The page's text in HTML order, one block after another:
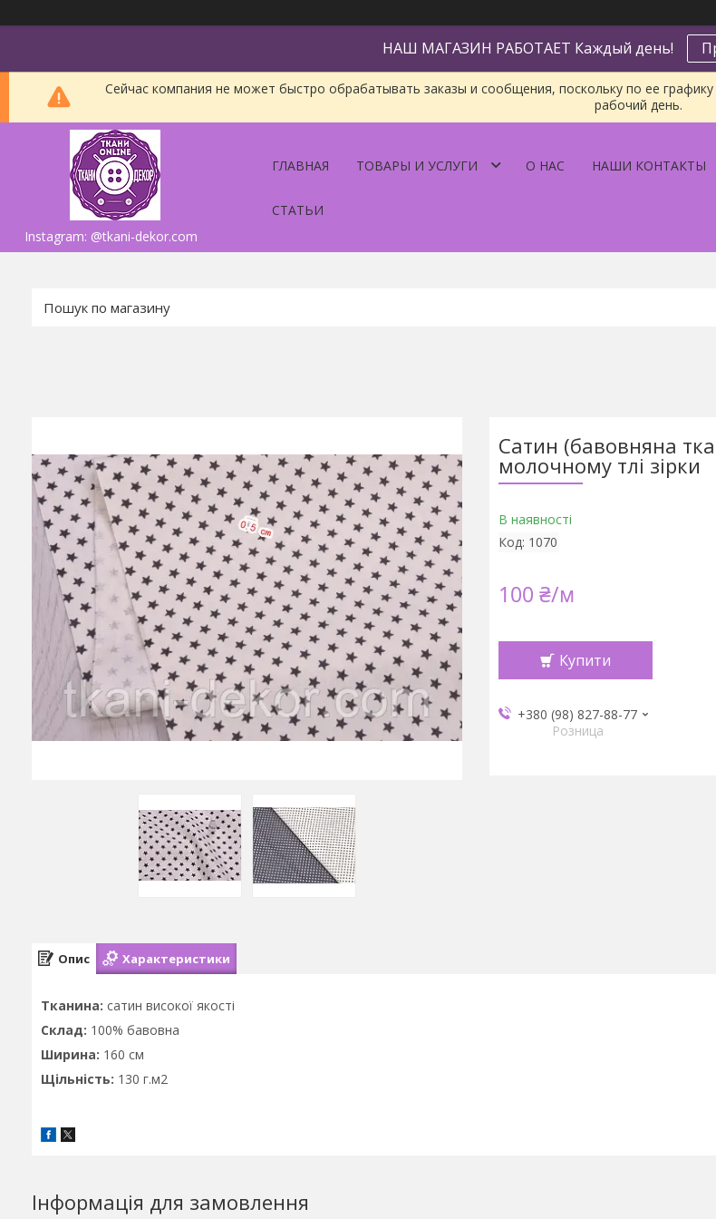
НАШ МАГАЗИН РАБОТАЕТ Каждый день!
Сейчас компания не может быстро обрабатывать заказы и сообщения, поскольку по ее
рабочий день.
Instagram: @tkani-dekor.com
ГЛАВНАЯ ТОВАРЫ И УСЛУГИ О НАС НАШИ КОНТАКТЫ
СТАТЬИ
Сатин (бавовняна
молочному тлі зірки
В наявності
Код: 1070
100 ₴/м
Купити
+380 (98) 827-88-77
Розница
Опис Характеристики
Тканина: сатин високої якості
Склад: 100% бавовна
Ширина: 160 см
Щільність: 130 г.м2
Інформація для замовлення